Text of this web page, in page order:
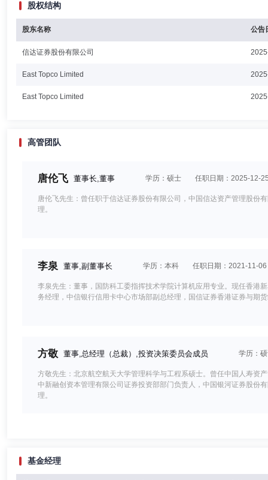
股权结构
股东名称 公告
信达证券股份有限公司
East Topco Limited
East Topco Limited
高管团队
唐伦飞 董事长,董事 学历：硕士 任职日期：2025-12-
唐伦飞先生：曾任职于信达证券股份有限公司，中国信达资产管理股份
理。
李泉 董事,副董事长 学历：本科 任职日期：2021-11-06
李泉先生：董事，国防科工委指挥技术学院计算机应用专业。现任香港
务经理，中信银行信用卡中心市场部副总经理，国信证券香港证券与期
方敬 董事,总经理（总裁）,投资决策委员会成员 学历：
方敬先生：北京航空航天大学管理科学与工程系硕士。曾任中国人寿资
中新融创资本管理有限公司证券投资部部门负责人，中国银河证券股份
理。
刘兴华先生：同济大学经济管理学院管理科学与工程专业博士。现任同
究室处长、中共中央办公厅巡视员、中国证监会中证金融研究院高级研
基金经理